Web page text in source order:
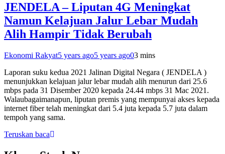
JENDELA – Liputan 4G Meningkat
Namun Kelajuan Jalur Lebar Mudah
Alih Hampir Tidak Berubah
Ekonomi Rakyat5 years ago5 years ago03 mins
Laporan suku kedua 2021 Jalinan Digital Negara ( JENDELA )
menunjukkan kelajuan jalur lebar mudah alih menurun dari 25.6
mbps pada 31 Disember 2020 kepada 24.44 mbps 31 Mac 2021.
Walaubagaimanapun, liputan premis yang mempunyai akses kepada
internet fiber telah meningkat dari 5.4 juta kepada 5.7 juta dalam
tempoh yang sama.
Teruskan baca